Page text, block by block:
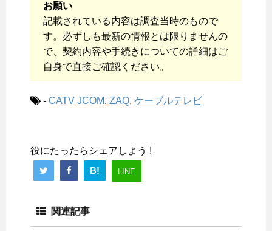
お願い
記載されている内容は調査当時のもので
す。必ずしも最新の情報とは限りませんの
で、契約内容や手続きについての詳細はご
自身で直接ご確認ください。
- CATV JCOM, ZAQ, ケーブルテレビ
役にたったらシェアしよう !
B!
LINE
関連記事